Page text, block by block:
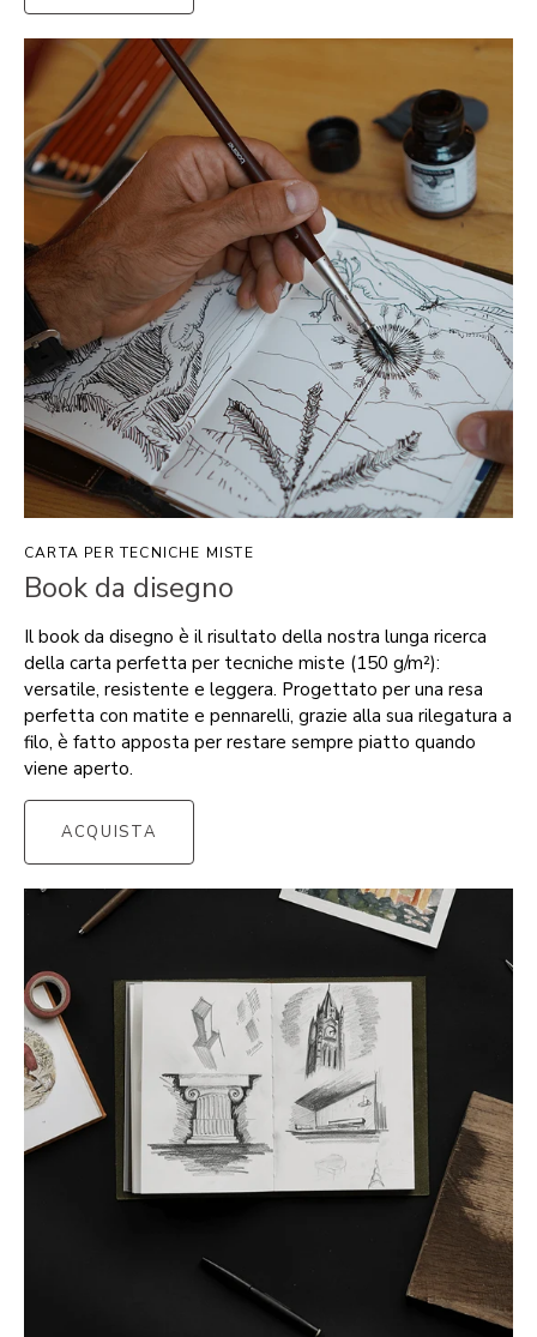
CARTA PER TECNICHE MISTE
Book da disegno
Il book da disegno è il risultato della nostra lunga ricerca
della carta perfetta per tecniche miste (150 g/m²):
versatile, resistente e leggera. Progettato per una resa
perfetta con matite e pennarelli, grazie alla sua rilegatura a
filo, è fatto apposta per restare sempre piatto quando
viene aperto.
ACQUISTA